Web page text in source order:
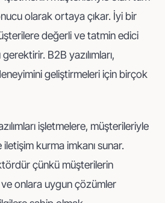
olarak ortaya çıkar. İyi bir
değerli ve tatmin edici
B2B yazılımları,
geliştirmeleri için birçok
işletmelere, müşterileriyle
kurma imkanı sunar.
çünkü müşterilerin
ve onlara uygun çözümler